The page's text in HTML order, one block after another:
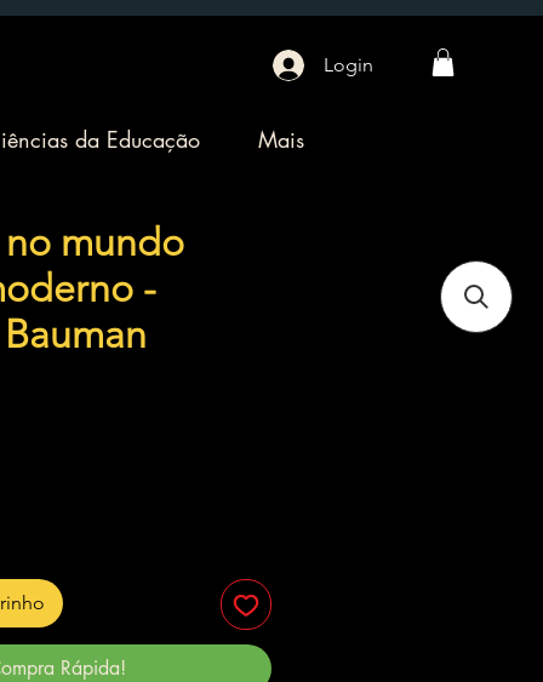
Login
da Educação Mais
mundo
-
Rápida!